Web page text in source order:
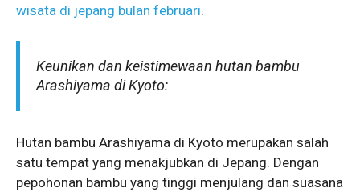
wisata di jepang bulan februari.
Keunikan dan keistimewaan hutan bambu
Arashiyama di Kyoto:
Hutan bambu Arashiyama di Kyoto merupakan salah
satu tempat yang menakjubkan di Jepang. Dengan
pepohonan bambu yang tinggi menjulang dan suasana